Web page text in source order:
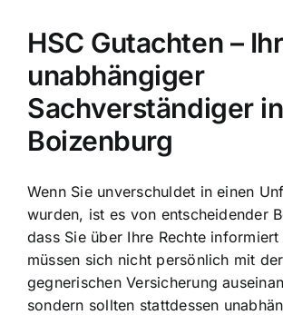
HSC Gutachten – Ihr
unabhängiger
Sachverständiger in
Boizenburg
Wenn Sie unverschuldet in einen
wurden, ist es von entscheidender
dass Sie über Ihre Rechte
müssen sich nicht persönlich mit der
gegnerischen Versicherung
sondern sollten stattdessen